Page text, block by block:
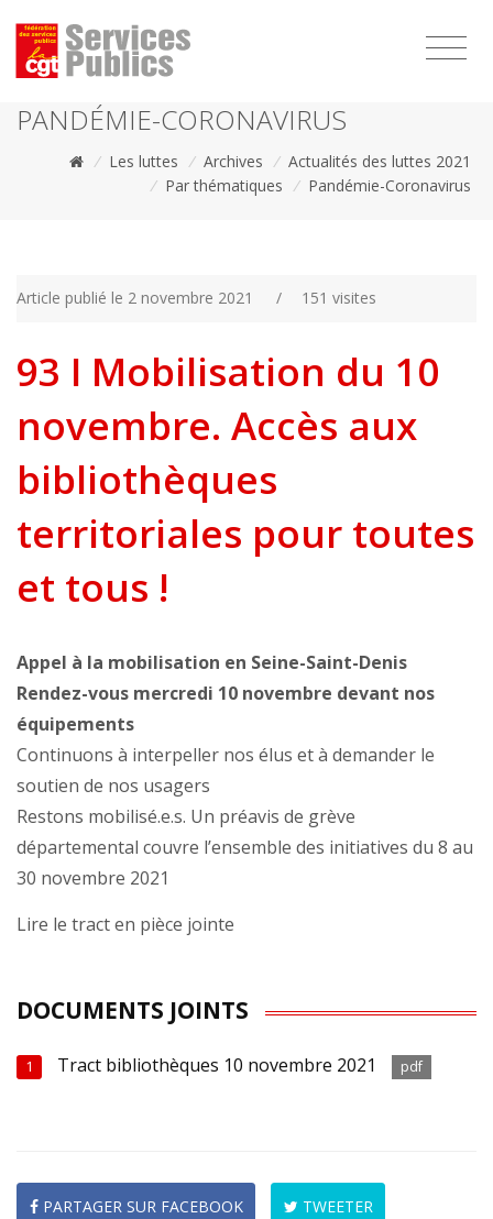
PANDÉMIE-CORONAVIRUS
/ Les luttes / Archives / Actualités des luttes 2021
/ Par thématiques / Pandémie-Coronavirus
Article publié le 2 novembre 2021 / 151 visites
93 I Mobilisation du 10
novembre. Accès aux
bibliothèques
territoriales pour toutes
et tous !
Appel à la mobilisation en Seine-Saint-Denis
Rendez-vous mercredi 10 novembre devant nos
équipements
Continuons à interpeller nos élus et à demander le
soutien de nos usagers
Restons mobilisé.e.s. Un préavis de grève
départemental couvre l’ensemble des initiatives du 8 au
30 novembre 2021
Lire le tract en pièce jointe
DOCUMENTS JOINTS
1 Tract bibliothèques 10 novembre 2021 pdf
PARTAGER SUR FACEBOOK TWEETER